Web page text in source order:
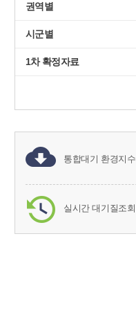
권역별
시군별
1차 확정자료
통합대기 환경지수
실시간 대기질조회